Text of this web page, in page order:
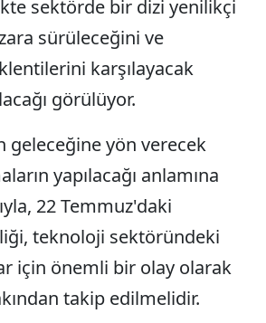
sektörde bir dizi yenilikçi
sürüleceğini ve
karşılayacak
görülüyor.
geleceğine yön verecek
yapılacağı anlamına
22 Temmuz'daki
teknoloji sektöründeki
için önemli bir olay olarak
takip edilmelidir.